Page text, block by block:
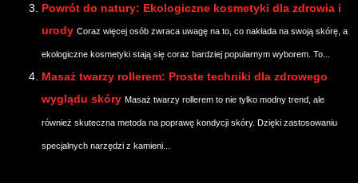
Powrót do natury: Ekologiczne kosmetyki dla zdrowia i
urody Coraz więcej osób zwraca uwagę na to, co nakłada na swoją skórę, a
ekologiczne kosmetyki stają się coraz bardziej popularnym wyborem. To...
Masaż twarzy rollerem: Proste techniki dla zdrowego
wyglądu skóry Masaż twarzy rollerem to nie tylko modny trend, ale
również skuteczna metoda na poprawę kondycji skóry. Dzięki zastosowaniu
specjalnych narzędzi z kamieni...